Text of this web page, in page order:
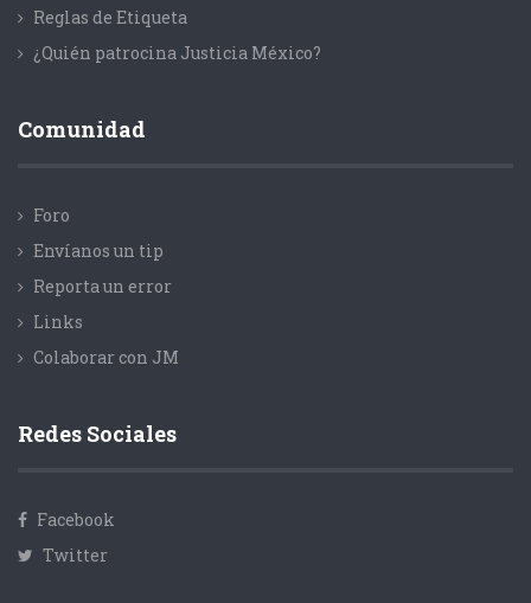
Reglas de Etiqueta
¿Quién patrocina Justicia México?
Comunidad
Foro
Envíanos un tip
Reporta un error
Links
Colaborar con JM
Redes Sociales
Facebook
Twitter